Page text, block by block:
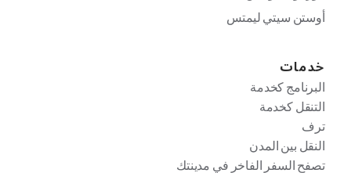
أوستن سيتي ليمتس
خدمات
البرنامج كخدمة
التنقل كخدمة
ترف
النقل بين المدن
تصفح السفر الفاخر في مدينتك